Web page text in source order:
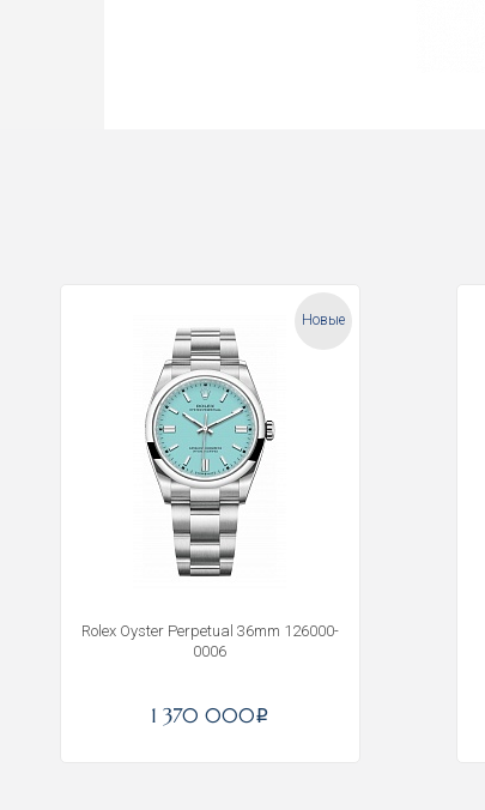
Новые
Rolex Oyster Perpetual 36mm 126000-
0006
1 370 000i